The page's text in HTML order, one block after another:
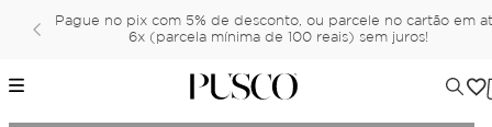
Pague no pix com 5% de desconto, ou parcele no cartão em
6x (parcela mínima de 100 reais) sem juros!